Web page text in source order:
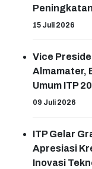
15 Juli 2026
Vice
Almamater,
Umum ITP
09 Juli 2026
ITP Gelar
Apresiasi
Inovasi